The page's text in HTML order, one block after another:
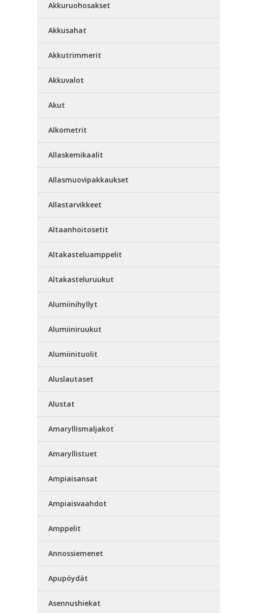
Akkuruohosakset
Akkusahat
Akkutrimmerit
Akkuvalot
Akut
Alkometrit
Allaskemikaalit
Allasmuovipakkaukset
Allastarvikkeet
Altaanhoitosetit
Altakasteluamppelit
Altakasteluruukut
Alumiinihyllyt
Alumiiniruukut
Alumiinituolit
Aluslautaset
Alustat
Amaryllismaljakot
Amaryllistuet
Ampiaisansat
Ampiaisvaahdot
Amppelit
Annossiemenet
Apupöydät
Asennushiekat